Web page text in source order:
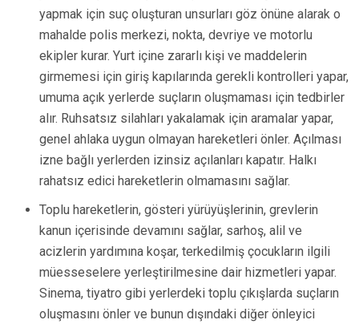
yapmak için suç oluşturan unsurları göz önüne alarak o
mahalde polis merkezi, nokta, devriye ve motorlu
ekipler kurar. Yurt içine zararlı kişi ve maddelerin
girmemesi için giriş kapılarında gerekli kontrolleri yapar,
umuma açık yerlerde suçların oluşmaması için tedbirler
alır. Ruhsatsız silahları yakalamak için aramalar yapar,
genel ahlaka uygun olmayan hareketleri önler. Açılması
izne bağlı yerlerden izinsiz açılanları kapatır. Halkı
rahatsız edici hareketlerin olmamasını sağlar.
Toplu hareketlerin, gösteri yürüyüşlerinin, grevlerin
kanun içerisinde devamını sağlar, sarhoş, alil ve
acizlerin yardımına koşar, terkedilmiş çocukların ilgili
müesseselere yerleştirilmesine dair hizmetleri yapar.
Sinema, tiyatro gibi yerlerdeki toplu çıkışlarda suçların
oluşmasını önler ve bunun dışındaki diğer önleyici